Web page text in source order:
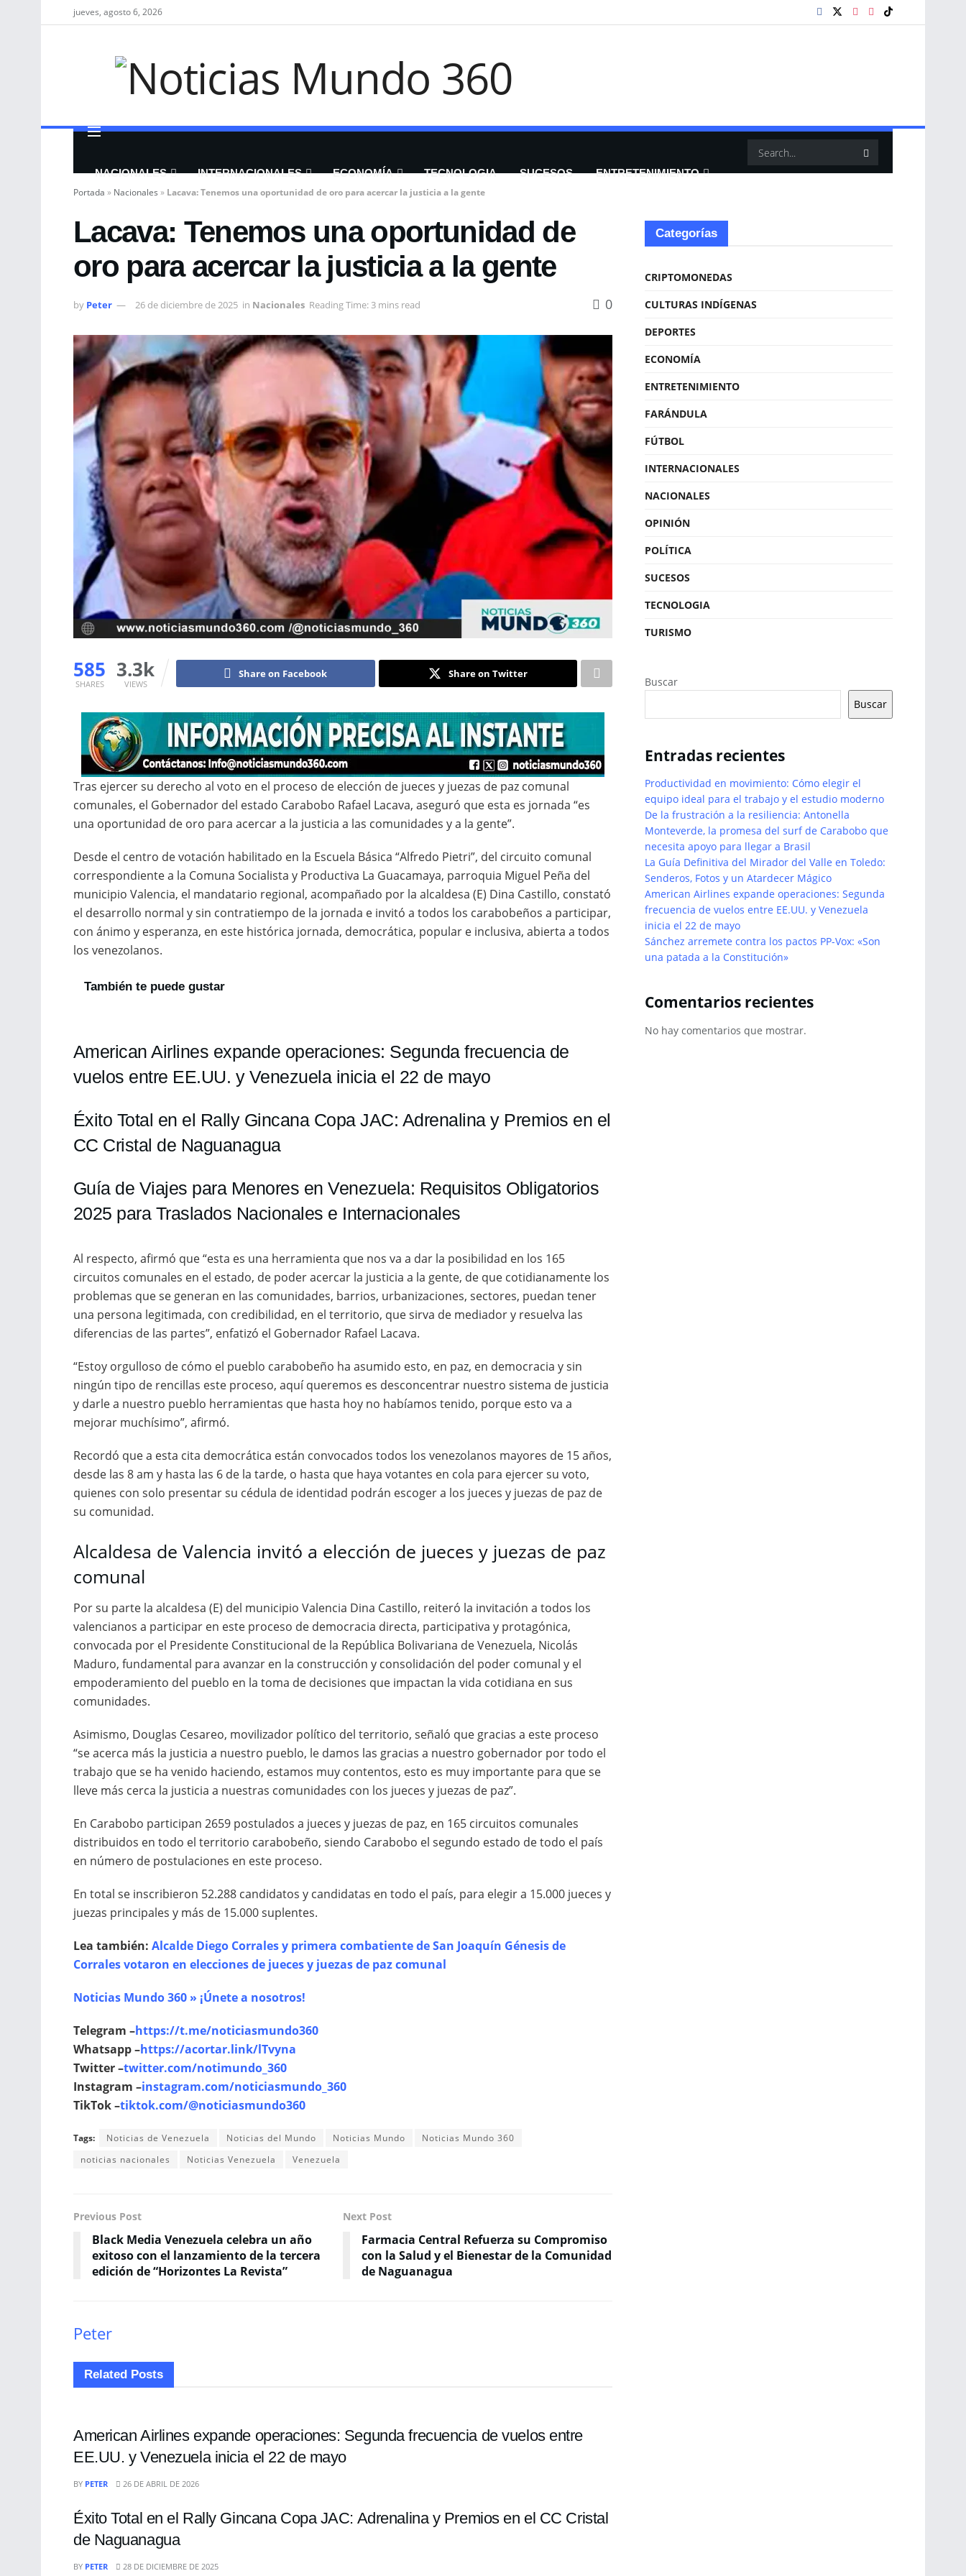
jueves, agosto 6, 2026
NACIONALES INTERNACIONALES ECONOMÍA TECNOLOGIA SUCESOS
ENTRETENIMIENTO
Portada » Nacionales » Lacava: Tenemos una oportunidad de oro para acercar la justicia a la gente
Lacava: Tenemos una oportunidad de
oro para acercar la justicia a la gente
by Peter 26 de diciembre de 2025 in Nacionales Reading Time: 3 mins read 0
585
SHARES
3.3k
VIEWS
Share on Facebook Share on Twitter
Tras ejercer su derecho al voto en el proceso de elección de jueces y juezas de paz comunal
comunales, el Gobernador del estado Carabobo Rafael Lacava, aseguró que esta es jornada “es
una oportunidad de oro para acercar a la justicia a las comunidades y a la gente”.
Desde el centro de votación habilitado en la Escuela Básica “Alfredo Pietri”, del circuito comunal
correspondiente a la Comuna Socialista y Productiva La Guacamaya, parroquia Miguel Peña del
municipio Valencia, el mandatario regional, acompañado por la alcaldesa (E) Dina Castillo, constató
el desarrollo normal y sin contratiempo de la jornada e invitó a todos los carabobeños a participar,
con ánimo y esperanza, en este histórica jornada, democrática, popular e inclusiva, abierta a todos
los venezolanos.
También te puede gustar
American Airlines expande operaciones: Segunda frecuencia de
vuelos entre EE.UU. y Venezuela inicia el 22 de mayo
Éxito Total en el Rally Gincana Copa JAC: Adrenalina y Premios en el
CC Cristal de Naguanagua
Guía de Viajes para Menores en Venezuela: Requisitos Obligatorios
2025 para Traslados Nacionales e Internacionales
Al respecto, afirmó que “esta es una herramienta que nos va a dar la posibilidad en los 165
circuitos comunales en el estado, de poder acercar la justicia a la gente, de que cotidianamente los
problemas que se generan en las comunidades, barrios, urbanizaciones, sectores, puedan tener
una persona legitimada, con credibilidad, en el territorio, que sirva de mediador y resuelva las
diferencias de las partes”, enfatizó el Gobernador Rafael Lacava.
“Estoy orgulloso de cómo el pueblo carabobeño ha asumido esto, en paz, en democracia y sin
ningún tipo de rencillas este proceso, aquí queremos es desconcentrar nuestro sistema de justicia
y darle a nuestro pueblo herramientas que hasta hoy no habíamos tenido, porque esto va a
mejorar muchísimo”, afirmó.
Recordó que a esta cita democrática están convocados todos los venezolanos mayores de 15 años,
desde las 8 am y hasta las 6 de la tarde, o hasta que haya votantes en cola para ejercer su voto,
quienes con solo presentar su cédula de identidad podrán escoger a los jueces y juezas de paz de
su comunidad.
Alcaldesa de Valencia invitó a elección de jueces y juezas de paz
comunal
Por su parte la alcaldesa (E) del municipio Valencia Dina Castillo, reiteró la invitación a todos los
valencianos a participar en este proceso de democracia directa, participativa y protagónica,
convocada por el Presidente Constitucional de la República Bolivariana de Venezuela, Nicolás
Maduro, fundamental para avanzar en la construcción y consolidación del poder comunal y el
empoderamiento del pueblo en la toma de decisiones que impactan la vida cotidiana en sus
comunidades.
Asimismo, Douglas Cesareo, movilizador político del territorio, señaló que gracias a este proceso
“se acerca más la justicia a nuestro pueblo, le damos las gracias a nuestro gobernador por todo el
trabajo que se ha venido haciendo, estamos muy contentos, esto es muy importante para que se
lleve más cerca la justicia a nuestras comunidades con los jueces y juezas de paz”.
En Carabobo participan 2659 postulados a jueces y juezas de paz, en 165 circuitos comunales
distribuidos en todo el territorio carabobeño, siendo Carabobo el segundo estado de todo el país
en número de postulaciones en este proceso.
En total se inscribieron 52.288 candidatos y candidatas en todo el país, para elegir a 15.000 jueces y
juezas principales y más de 15.000 suplentes.
Lea también: Alcalde Diego Corrales y primera combatiente de San Joaquín Génesis de
Corrales votaron en elecciones de jueces y juezas de paz comunal
Noticias Mundo 360 » ¡Únete a nosotros!
Telegram –https://t.me/noticiasmundo360
Whatsapp –https://acortar.link/lTvyna
Twitter –twitter.com/notimundo_360
Instagram –instagram.com/noticiasmundo_360
TikTok –tiktok.com/@noticiasmundo360
Tags: Noticias de Venezuela Noticias del Mundo Noticias Mundo
Noticias Mundo 360
noticias nacionales
Noticias Venezuela Venezuela
Previous Post
Black Media Venezuela celebra un año
exitoso con el lanzamiento de la tercera
edición de “Horizontes La Revista”
Next Post
Farmacia Central Refuerza su Compromiso
con la Salud y el Bienestar de la Comunidad
de Naguanagua
Peter
Related Posts
American Airlines expande operaciones: Segunda frecuencia de vuelos entre
EE.UU. y Venezuela inicia el 22 de mayo
BY PETER 26 DE ABRIL DE 2026
Éxito Total en el Rally Gincana Copa JAC: Adrenalina y Premios en el CC Cristal
de Naguanagua
BY PETER 28 DE DICIEMBRE DE 2025
Categorías
CRIPTOMONEDAS
CULTURAS INDÍGENAS
DEPORTES
ECONOMÍA
ENTRETENIMIENTO
FARÁNDULA
FÚTBOL
INTERNACIONALES
NACIONALES
OPINIÓN
POLÍTICA
SUCESOS
TECNOLOGIA
TURISMO
Buscar
Buscar
Entradas recientes
Productividad en movimiento: Cómo elegir el
equipo ideal para el trabajo y el estudio moderno
De la frustración a la resiliencia: Antonella
Monteverde, la promesa del surf de Carabobo que
necesita apoyo para llegar a Brasil
La Guía Definitiva del Mirador del Valle en Toledo:
Senderos, Fotos y un Atardecer Mágico
American Airlines expande operaciones: Segunda
frecuencia de vuelos entre EE.UU. y Venezuela
inicia el 22 de mayo
Sánchez arremete contra los pactos PP-Vox: «Son
una patada a la Constitución»
Comentarios recientes
No hay comentarios que mostrar.